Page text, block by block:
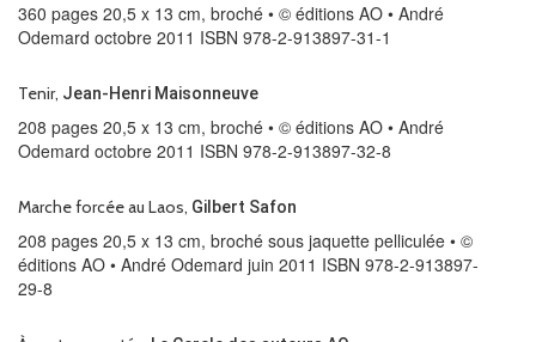
360 pages 20,5 x 13 cm, broché • © éditions AO • André
Odemard octobre 2011 ISBN 978-2-913897-31-1
Tenir, Jean-Henri Maisonneuve
208 pages 20,5 x 13 cm, broché • © éditions AO • André
Odemard octobre 2011 ISBN 978-2-913897-32-8
Marche forcée au Laos, Gilbert Safon
208 pages 20,5 x 13 cm, broché sous jaquette pelliculée • ©
éditions AO • André Odemard juin 2011 ISBN 978-2-913897-
29-8